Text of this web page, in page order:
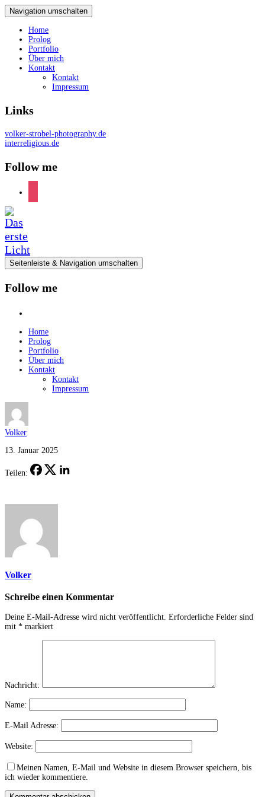
Navigation umschalten
Home
Prolog
Portfolio
Über mich
Kontakt
Kontakt
Impressum
Links
volker-strobel-photography.de
interreligious.de
Follow me
Seitenleiste & Navigation umschalten
Follow me
Home
Prolog
Portfolio
Über mich
Kontakt
Kontakt
Impressum
Volker
13. Januar 2025
Teilen:
Volker
Schreibe einen Kommentar
Deine E-Mail-Adresse wird nicht veröffentlicht. Erforderliche Felder sind
mit * markiert
Nachricht:
Name:
E-Mail Adresse:
Website:
Meinen Namen, E-Mail und Website in diesem Browser speichern, bis
ich wieder kommentiere.